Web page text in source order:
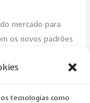
tecnologias como
mercado para
os novos padrões